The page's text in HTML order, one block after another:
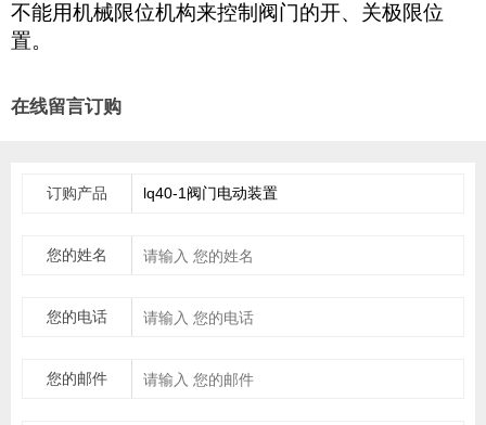
不能用机械限位机构来控制阀门的开、关极限位
置。
在线留言订购
订购产品
您的姓名
您的电话
您的邮件